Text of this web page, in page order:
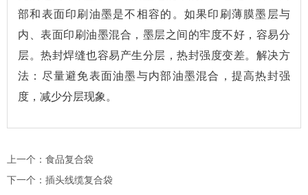
部和表面印刷油墨是不相容的。如果印刷薄膜墨层与
内、表面印刷油墨混合，墨层之间的牢度不好，容易分
层。热封焊缝也容易产生分层，热封强度变差。解决方
法：尽量避免表面油墨与内部油墨混合，提高热封强
度，减少分层现象。
上一个： 食品复合袋
下一个： 插头线缆复合袋